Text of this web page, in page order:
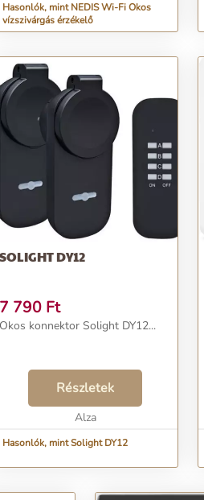
Hasonlók, mint NEDIS Wi-Fi Okos
vízszivárgás érzékelő
SOLIGHT DY12
7 790 Ft
Okos konnektor Solight DY12...
Részletek
Alza
Hasonlók, mint Solight DY12